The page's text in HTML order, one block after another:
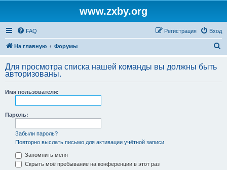
www.zxby.org
FAQ Вход
Регистрация
На главную Форумы
с
Для просмотра списка нашей команды вы должны быть
авторизованы.
Имя пользователя:
Пароль:
Забыли пароль?
Повторно выслать письмо для активации учётной записи
Запомнить меня
Скрыть моё пребывание на конференции в этот раз